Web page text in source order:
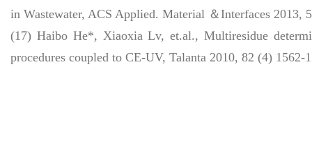
in Wastewater, ACS Applied. Material ＆Interfaces 2013,
(17) Haibo He*, Xiaoxia Lv, et.al., Multiresidue
procedures coupled to CE-UV, Talanta 2010, 82 (4) 1562-